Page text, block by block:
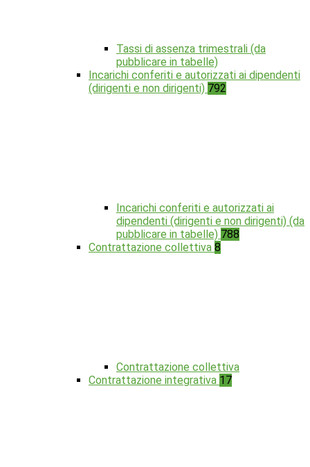
Tassi di assenza trimestrali (da
pubblicare in tabelle)
Incarichi conferiti e autorizzati ai dipendenti
(dirigenti e non dirigenti) 792
Incarichi conferiti e autorizzati ai
dipendenti (dirigenti e non dirigenti) (da
pubblicare in tabelle) 788
Contrattazione collettiva 8
Contrattazione collettiva
Contrattazione integrativa 17